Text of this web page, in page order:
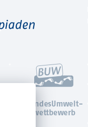
BundesUmwelt-
wettbewerb